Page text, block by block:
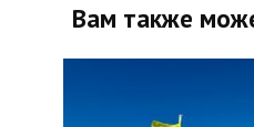
Вам также